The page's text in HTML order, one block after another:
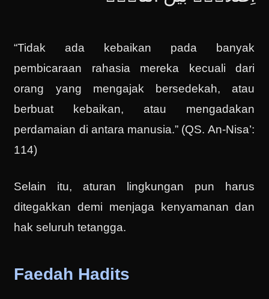
“Tidak ada kebaikan pada banyak
pembicaraan rahasia mereka kecuali dari
orang yang mengajak bersedekah, atau
berbuat kebaikan, atau mengadakan
perdamaian di antara manusia.” (QS. An-Nisa’:
114)
Selain itu, aturan lingkungan pun harus
ditegakkan demi menjaga kenyamanan dan
hak seluruh tetangga.
Faedah Hadits